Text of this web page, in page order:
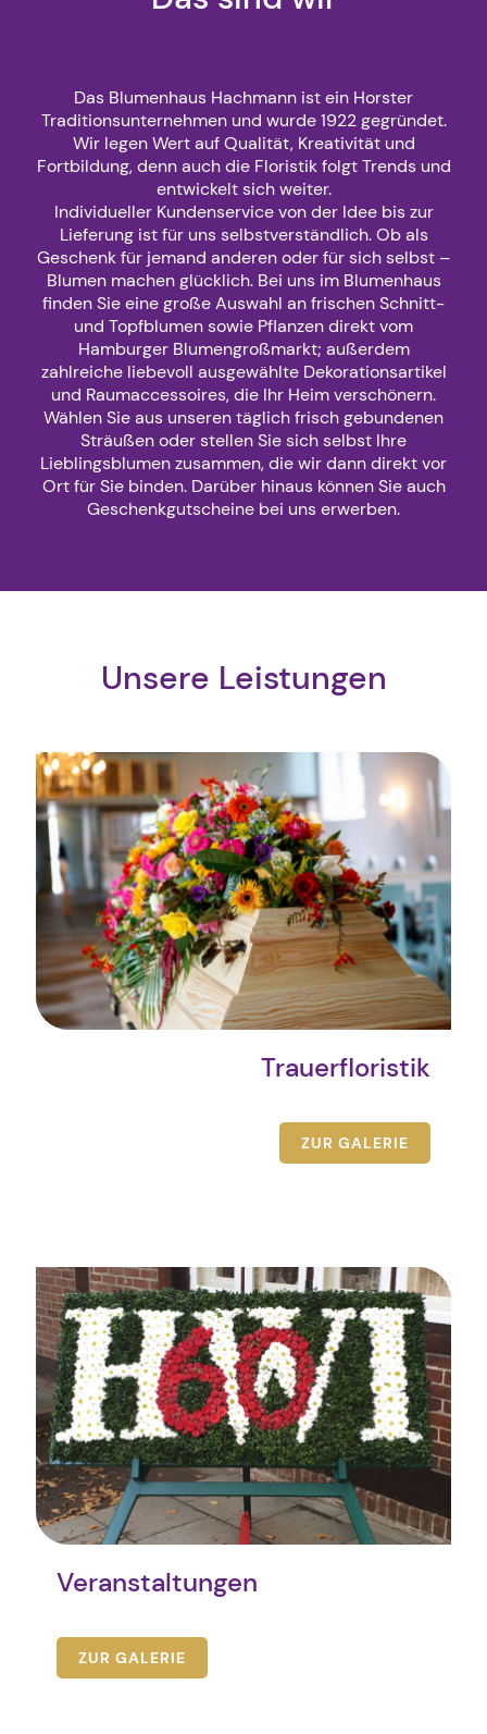
Das Blumenhaus Hachmann ist ein Horster
Traditionsunternehmen und wurde 1922 gegründet.
Wir legen Wert auf Qualität, Kreativität und
Fortbildung, denn auch die Floristik folgt Trends und
entwickelt sich weiter.
Individueller Kundenservice von der Idee bis zur
Lieferung ist für uns selbstverständlich. Ob als
Geschenk für jemand anderen oder für sich selbst –
Blumen machen glücklich. Bei uns im Blumenhaus
finden Sie eine große Auswahl an frischen Schnitt-
und Topfblumen sowie Pflanzen direkt vom
Hamburger Blumengroßmarkt; außerdem
zahlreiche liebevoll ausgewählte Dekorationsartikel
und Raumaccessoires, die Ihr Heim verschönern.
Wählen Sie aus unseren täglich frisch gebundenen
Sträußen oder stellen Sie sich selbst Ihre
Lieblingsblumen zusammen, die wir dann direkt vor
Ort für Sie binden. Darüber hinaus können Sie auch
Geschenkgutscheine bei uns erwerben.
Unsere Leistungen
Trauerfloristik
ZUR GALERIE
Veranstaltungen
ZUR GALERIE